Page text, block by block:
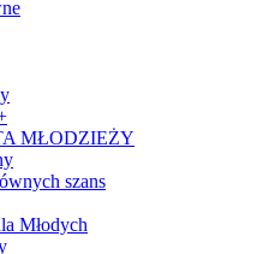
MŁODZIEŻY
szans
Młodych